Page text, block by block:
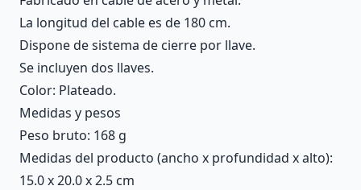
La longitud del cable es de 180 cm.
Dispone de sistema de cierre por llave.
Se incluyen dos llaves.
Color: Plateado.
Medidas y pesos
Peso bruto: 168 g
Medidas del producto (ancho x profundidad x alto):
15.0 x 20.0 x 2.5 cm